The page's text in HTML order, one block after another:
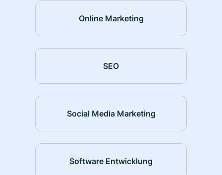
Online Marketing
SEO
Social Media Marketing
Software Entwicklung